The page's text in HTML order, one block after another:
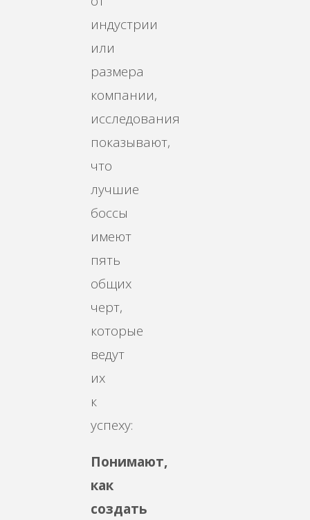
индустрии
или
размера
компании,
исследования
показывают,
что
лучшие
боссы
имеют
пять
общих
черт,
которые
ведут
их
к
успеху:
Понимают,
как
создать